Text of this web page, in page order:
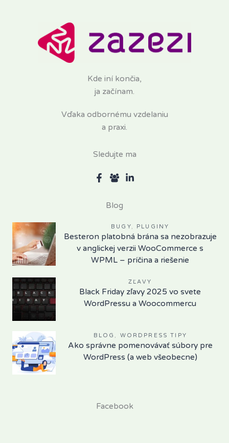
Kde iní končia,
ja začínam.
Vďaka odbornému vzdelaniu
a praxi.
Sledujte ma
Blog
BUGY PLUGINY
Besteron platobná brána sa nezobrazuje
v anglickej verzii WooCommerce s
WPML – príčina a riešenie
ZĽAVY
Black Friday zľavy 2025 vo svete
WordPressu a Woocommercu
BLOG , WORDPRESS TIPY
Ako správne pomenovávať súbory pre
WordPress (a web všeobecne)
Facebook